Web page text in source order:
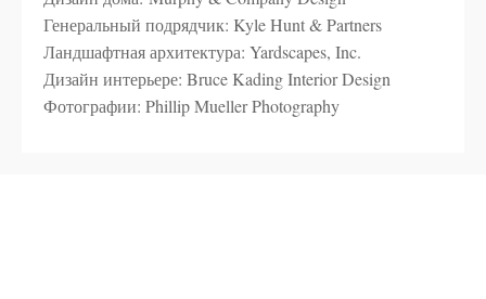
Генеральный подрядчик: Kyle Hunt & Partners
Ландшафтная архитектура: Yardscapes, Inc.
Дизайн интерьере: Bruce Kading Interior Design
Фотографии: Phillip Mueller Photography